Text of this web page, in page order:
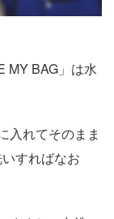
MY BAG」は水
入れてそのまま
すればなお